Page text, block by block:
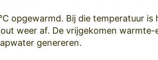
opgewarmd. Bij die temperatuur is
weer af. De vrijgekomen
genereren.